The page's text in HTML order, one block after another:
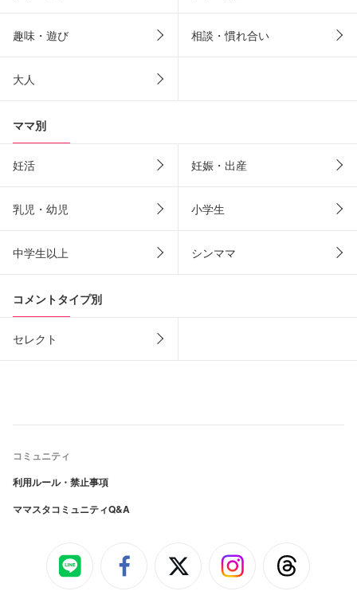
趣味・遊び 相談・慣れ合い
大人
ママ別
妊活 妊娠・出産
乳児・幼児 小学生
中学生以上 シンママ
コメントタイプ別
セレクト
コミュニティ
利用ルール・禁止事項
ママスタコミュニティQ&A